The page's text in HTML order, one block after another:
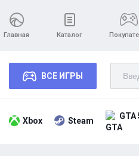
Главная Каталог
ВСЕ ИГРЫ
Xbox Steam GTA